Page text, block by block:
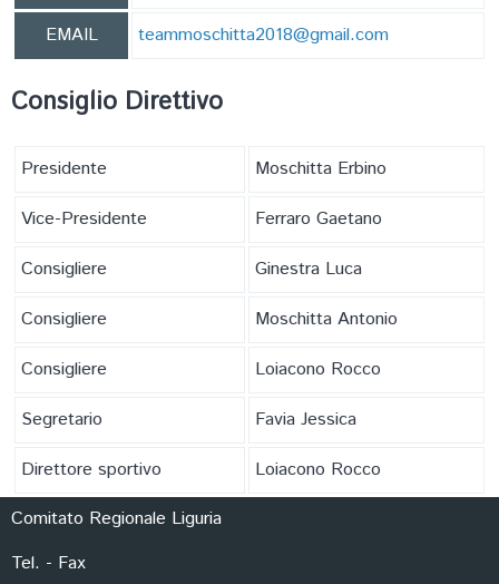
FORMAZIONE
EMAIL
teammoschitta2018@gmail.com
Consiglio Direttivo
Presidente
Moschitta Erbino
Vice-Presidente
Ferraro Gaetano
Consigliere
Ginestra Luca
Consigliere
Moschitta Antonio
Consigliere
Loiacono Rocco
Segretario
Favia Jessica
Direttore sportivo
Loiacono Rocco
Comitato Regionale Liguria
Tel. - Fax